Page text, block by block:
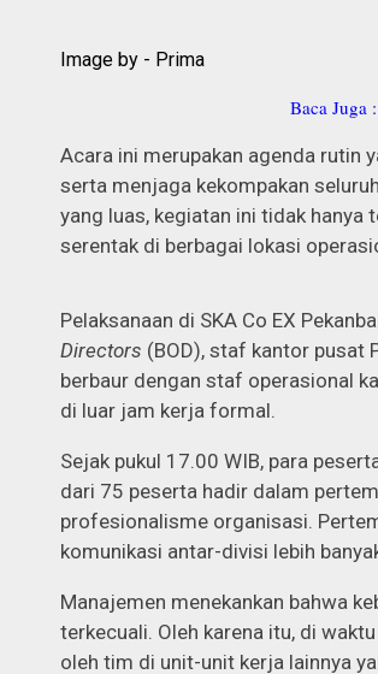
Image by - Prima
Baca Juga
Acara ini merupakan agenda rutin
serta menjaga kekompakan
yang luas, kegiatan ini tidak
serentak di berbagai lokasi
Pelaksanaan di SKA Co EX
Directors (BOD), staf kantor pusat
berbaur dengan staf operasional
di luar jam kerja formal.
Sejak pukul 17.00 WIB, para
dari 75 peserta hadir dalam
profesionalisme organisasi.
komunikasi antar-divisi lebih
Manajemen menekankan bahwa
terkecuali. Oleh karena itu, di
oleh tim di unit-unit kerja lainnya